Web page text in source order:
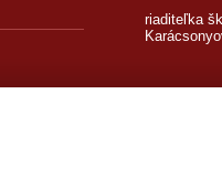
riaditeľka